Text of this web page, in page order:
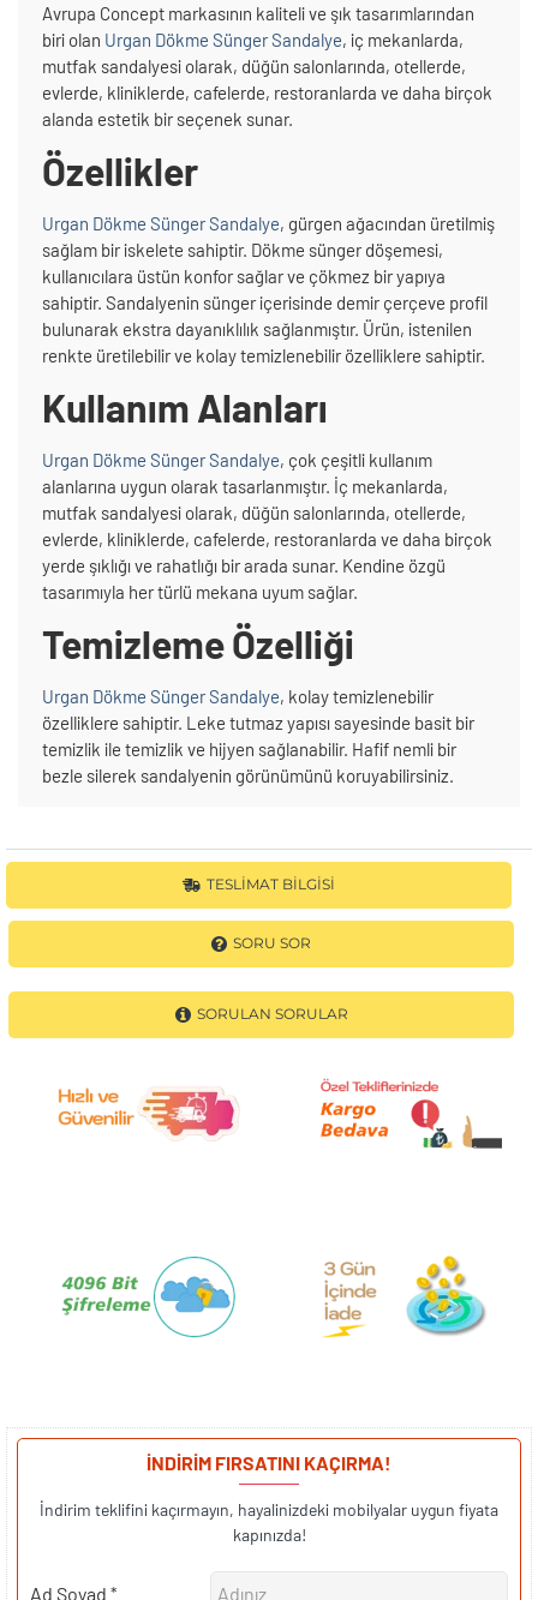
TESLIMAT BILGISI
SORU SOR
SORULAN SORULAR
İNDİRİM FIRSATINI KAÇIRMA!
İndirim teklifini kaçırmayın, hayalinizdeki mobilyalar uygun fiyata
kapınızda!
Ad Soyad
Avrupa Concept markasının kaliteli ve şık tasarımlarından
biri olan Urgan Dökme Sünger Sandalye, iç mekanlarda,
mutfak sandalyesi olarak, düğün salonlarında, otellerde,
evlerde, kliniklerde, cafelerde, restoranlarda ve daha birçok
alanda estetik bir seçenek sunar.
Özellikler
Urgan Dökme Sünger Sandalye, gürgen ağacından üretilmiş
sağlam bir iskelete sahiptir. Dökme sünger döşemesi,
kullanıcılara üstün konfor sağlar ve çökmez bir yapıya
sahiptir. Sandalyenin sünger içerisinde demir çerçeve profil
bulunarak ekstra dayanıklılık sağlanmıştır. Ürün, istenilen
renkte üretilebilir ve kolay temizlenebilir özelliklere sahiptir.
Kullanım Alanları
Urgan Dökme Sünger Sandalye, çok çeşitli kullanım
alanlarına uygun olarak tasarlanmıştır. İç mekanlarda,
mutfak sandalyesi olarak, düğün salonlarında, otellerde,
evlerde, kliniklerde, cafelerde, restoranlarda ve daha birçok
yerde şıklığı ve rahatlığı bir arada sunar. Kendine özgü
tasarımıyla her türlü mekana uyum sağlar.
Temizleme Özelliği
Urgan Dökme Sünger Sandalye, kolay temizlenebilir
özelliklere sahiptir. Leke tutmaz yapısı sayesinde basit bir
temizlik ile temizlik ve hijyen sağlanabilir. Hafif nemli bir
bezle silerek sandalyenin görünümünü koruyabilirsiniz.